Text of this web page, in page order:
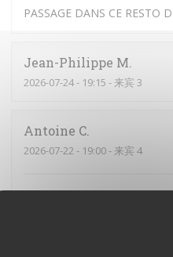
PASSAGE DANS CE RESTO
Jean-Philippe M
2026-07-24- 19:15 - 来宾 3
Antoine C
2026-07-22 - 19:00 - 来宾 4